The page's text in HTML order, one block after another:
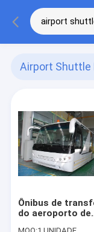
Airport Shuttle
Ônibus de
do aeroporto de